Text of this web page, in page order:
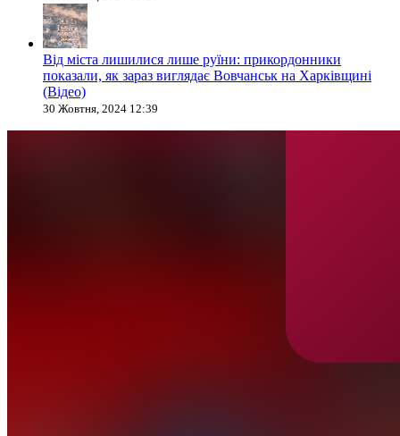
Від міста лишилися лише руїни: прикордонники
показали, як зараз виглядає Вовчанськ на Харківщині
(Відео)
30 Жовтня, 2024 12:39